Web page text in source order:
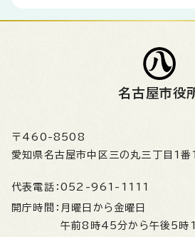
名古屋市役
〒460-8508
愛知県名古屋市中区三の丸三丁目1番
代表電話： 052-961-1111
開庁時間： 月曜日から金曜日
午前8時45分から午後5時